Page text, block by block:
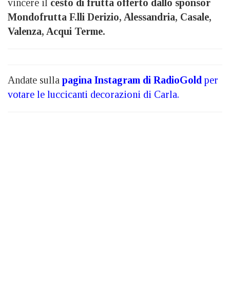
vincere il cesto di frutta offerto dallo sponsor
Mondofrutta F.lli Derizio, Alessandria, Casale,
Valenza, Acqui Terme.
Andate sulla pagina Instagram di RadioGold per
votare le luccicanti decorazioni di Carla.